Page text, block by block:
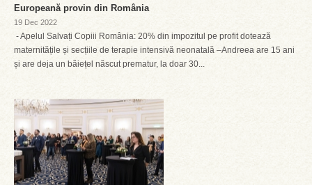
Europeană provin din România
19 Dec 2022
- Apelul Salvați Copiii România: 20% din impozitul pe profit dotează
maternitățile și secțiile de terapie intensivă neonatală –Andreea are 15 ani
și are deja un băiețel născut prematur, la doar 30...